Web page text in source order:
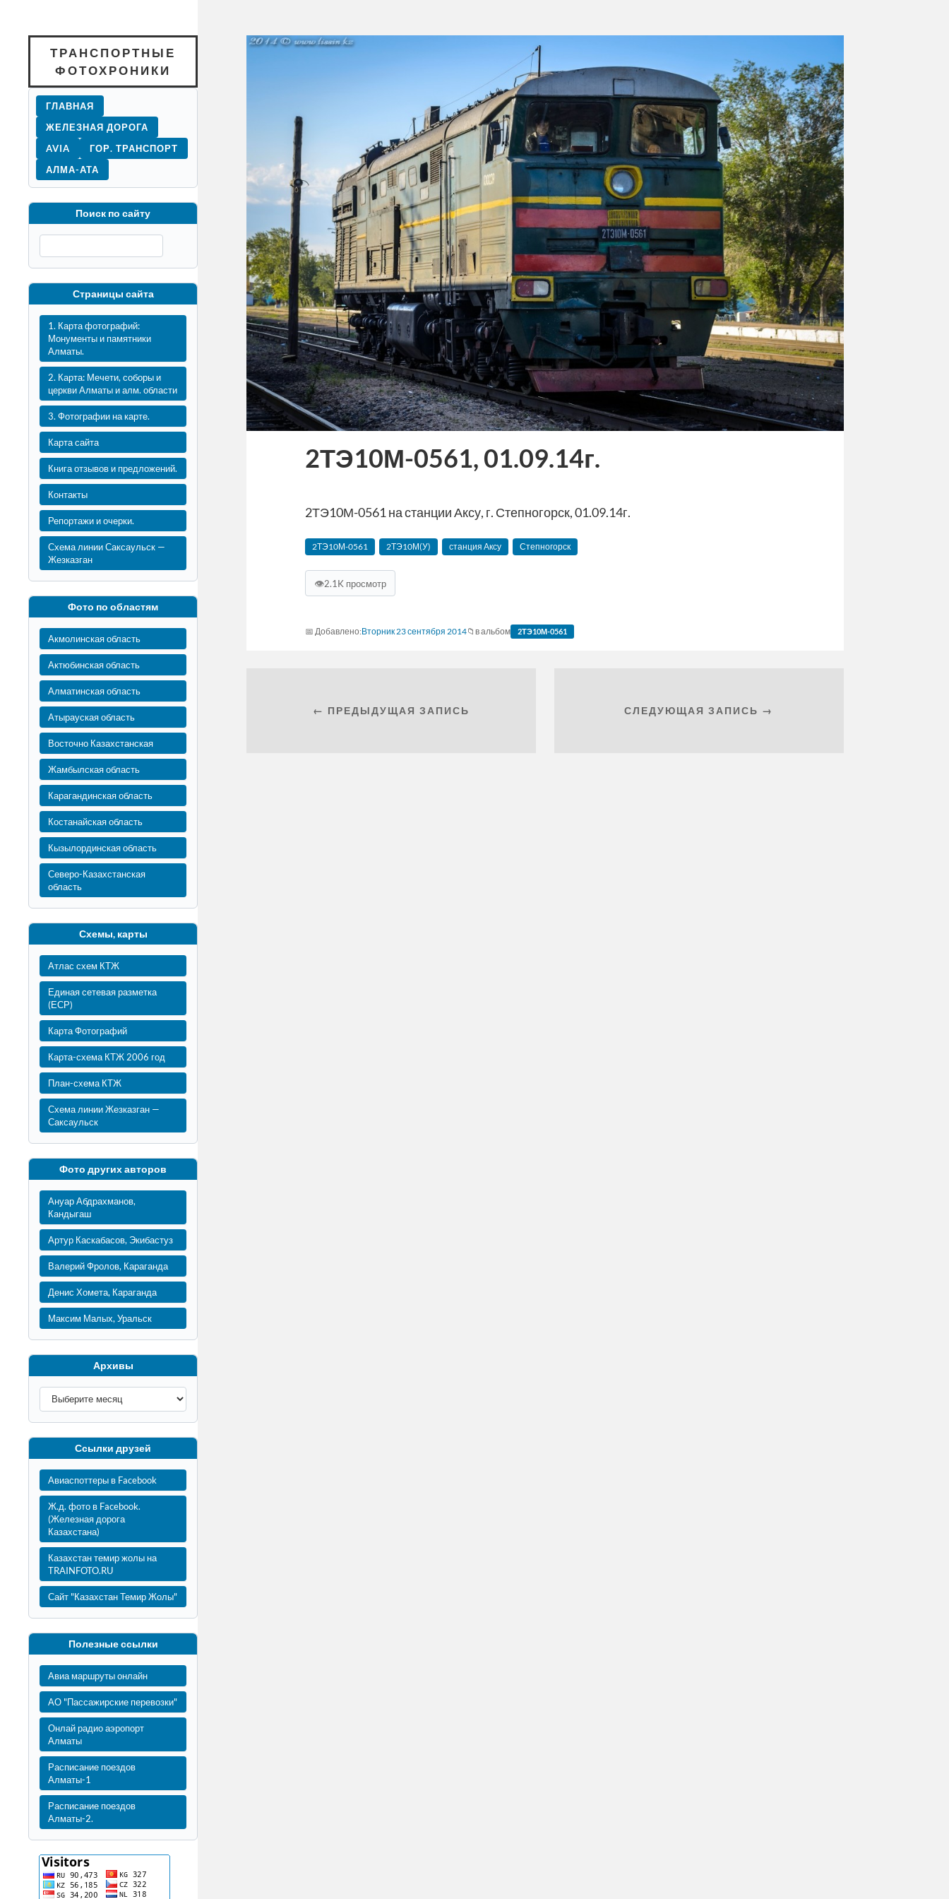
ТРАНСПОРТНЫЕ
ФОТОХРОНИКИ
ГЛАВНАЯ
ЖЕЛЕЗНАЯ ДОРОГА
AVIA
ГОР. ТРАНСПОРТ
АЛМА-АТА
Поиск по сайту
Страницы сайта
1. Карта фотографий:
Монументы и памятники
Алматы.
2. Карта: Мечети, соборы и
церкви Алматы и алм. области
3. Фотографии на карте.
Карта сайта
Книга отзывов и предложений.
Контакты
Репортажи и очерки.
Схема линии Саксаульск —
Жезказган
Фото по областям
Акмолинская область
Актюбинская область
Алматинская область
Атырауская область
Восточно Казахстанская
Жамбылская область
Карагандинская область
Костанайская область
Кызылординская область
Северо-Казахстанская
область
Схемы, карты
Атлас схем КТЖ
Единая сетевая разметка
(ЕСР)
Карта Фотографий
Карта-схема КТЖ 2006 год
План-схема КТЖ
Схема линии Жезказган —
Саксаульск
Фото других авторов
Ануар Абдрахманов,
Кандыгаш
Артур Каскабасов, Экибастуз
Валерий Фролов, Караганда
Денис Хомета, Караганда
Максим Малых, Уральск
Архивы
Ссылки друзей
Авиаспоттеры в Facebook
Ж.д. фото в Facebook.
(Железная дорога
Казахстана)
Казахстан темир жолы на
TRAINFOTO.RU
Сайт "Казахстан Темир Жолы"
Полезные ссылки
Авиа маршруты онлайн
АО "Пассажирские перевозки"
Онлай радио аэропорт
Алматы
Расписание поездов
Алматы-1
Расписание поездов
Алматы-2.
2ТЭ10М-0561, 01.09.14г.
2ТЭ10М-0561 на станции Аксу, г. Степногорск, 01.09.14г.
2ТЭ10М-0561 2ТЭ10М(У) станция Аксу Степногорск
👁2.1K просмотр
Вторник 23 сентября 2014 в альбом 2ТЭ10М-0561
← ПРЕДЫДУЩАЯ ЗАПИСЬ СЛЕДУЮЩАЯ ЗАПИСЬ →